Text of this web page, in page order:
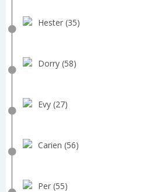
Hester (35)
Dorry (58)
Evy (27)
Carien (56)
Per (55)